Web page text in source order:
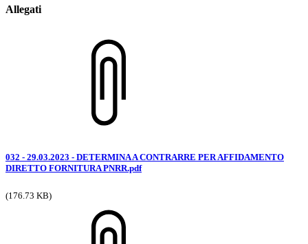
Allegati
032 - 29.03.2023 - DETERMINA A CONTRARRE PER AFFIDAMENTO
DIRETTO FORNITURA PNRR.pdf
(176.73 KB)